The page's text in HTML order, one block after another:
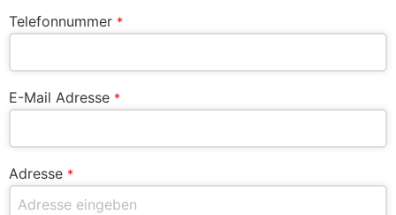
Telefonnummer *
E-Mail Adresse *
Adresse *